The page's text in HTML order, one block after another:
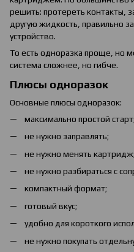
решить: протереть контакты,
другую жидкость, правильно
устройство.
То есть одноразка проще, но
система сложнее, но гибче.
Плюсы одноразок
Основные плюсы одноразок:
максимально простой старт;
не нужно заправлять;
не нужно менять картридж;
не нужно разбираться с
компактный формат;
готовый вкус;
удобно для короткого
не нужно покупать